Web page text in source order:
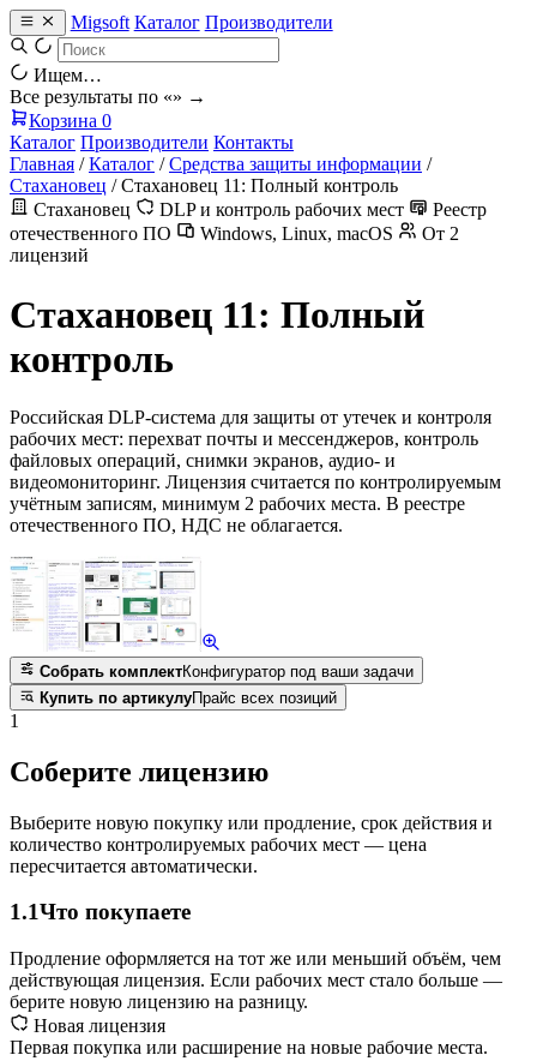
Migsoft Каталог Производители
Ищем…
Все результаты по «» →
Корзина 0
Каталог Производители Контакты
Главная / Каталог / Средства защиты информации /
Стахановец / Стахановец 11: Полный контроль
Стахановец
DLP и контроль рабочих мест
Реестр
отечественного ПО
Windows, Linux, macOS
От 2
лицензий
Стахановец 11: Полный
контроль
Российская DLP-система для защиты от утечек и контроля
рабочих мест: перехват почты и мессенджеров, контроль
файловых операций, снимки экранов, аудио- и
видеомониторинг. Лицензия считается по контролируемым
учётным записям, минимум 2 рабочих места. В реестре
отечественного ПО, НДС не облагается.
Собрать комплектКонфигуратор под ваши задачи
Купить по артикулуПрайс всех позиций
1
Соберите лицензию
Выберите новую покупку или продление, срок действия и
количество контролируемых рабочих мест — цена
пересчитается автоматически.
1.1Что покупаете
Продление оформляется на тот же или меньший объём, чем
действующая лицензия. Если рабочих мест стало больше —
берите новую лицензию на разницу.
Новая лицензия
Первая покупка или расширение на новые рабочие места.